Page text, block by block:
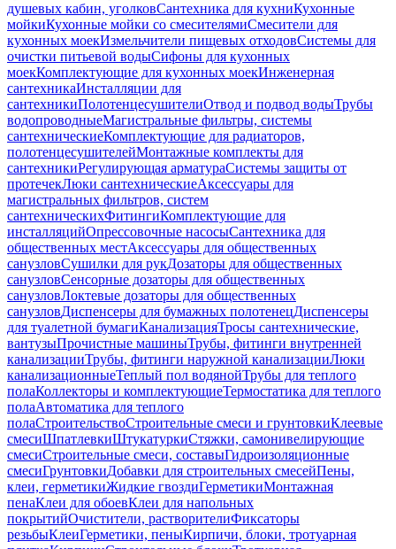
душевых кабин, уголковСантехника для кухниКухонные
мойкиКухонные мойки со смесителямиСмесители для
кухонных моекИзмельчители пищевых отходовСистемы для
очистки питьевой водыСифоны для кухонных
моекКомплектующие для кухонных моекИнженерная
сантехникаИнсталляции для
сантехникиПолотенцесушителиОтвод и подвод водыТрубы
водопроводныеМагистральные фильтры, системы
сантехническиеКомплектующие для радиаторов,
полотенцесушителейМонтажные комплекты для
сантехникиРегулирующая арматураСистемы защиты от
протечекЛюки сантехническиеАксессуары для
магистральных фильтров, систем
сантехническихФитингиКомплектующие для
инсталляцийОпрессовочные насосыСантехника для
общественных местАксессуары для общественных
санузловСушилки для рукДозаторы для общественных
санузловСенсорные дозаторы для общественных
санузловЛоктевые дозаторы для общественных
санузловДиспенсеры для бумажных полотенецДиспенсеры
для туалетной бумагиКанализацияТросы сантехнические,
вантузыПрочистные машиныТрубы, фитинги внутренней
канализацииТрубы, фитинги наружной канализацииЛюки
канализационныеТеплый пол водянойТрубы для теплого
полаКоллекторы и комплектующиеТермостатика для теплого
полаАвтоматика для теплого
полаСтроительствоСтроительные смеси и грунтовкиКлеевые
смесиШпатлевкиШтукатуркиСтяжки, самонивелирующие
смесиСтроительные смеси, составыГидроизоляционные
смесиГрунтовкиДобавки для строительных смесейПены,
клеи, герметикиЖидкие гвоздиГерметикиМонтажная
пенаКлеи для обоевКлеи для напольных
покрытийОчистители, растворителиФиксаторы
резьбыКлеиГерметики, пеныКирпичи, блоки, тротуарная